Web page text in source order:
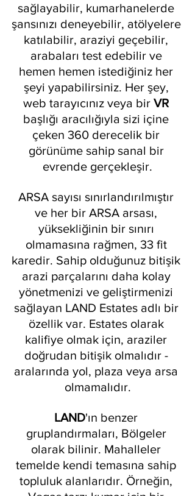
sağlayabilir, kumarhanelerde
şansınızı deneyebilir, atölyelere
katılabilir, araziyi geçebilir,
arabaları test edebilir ve
hemen hemen istediğiniz her
şeyi yapabilirsiniz. Her şey,
web tarayıcınız veya bir VR
başlığı aracılığıyla sizi içine
çeken 360 derecelik bir
görünüme sahip sanal bir
evrende gerçekleşir.
ARSA sayısı sınırlandırılmıştır
ve her bir ARSA arsası,
yüksekliğinin bir sınırı
olmamasına rağmen, 33 fit
karedir. Sahip olduğunuz bitişik
arazi parçalarını daha kolay
yönetmenizi ve geliştirmenizi
sağlayan LAND Estates adlı bir
özellik var. Estates olarak
kalifiye olmak için, araziler
doğrudan bitişik olmalıdır -
aralarında yol, plaza veya arsa
olmamalıdır.
LAND'ın benzer
gruplandırmaları, Bölgeler
olarak bilinir. Mahalleler
temelde kendi temasına sahip
topluluk alanlarıdır. Örneğin,